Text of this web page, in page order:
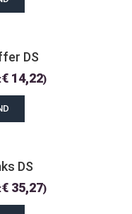
DS
€14,22)
DS
€35,27)